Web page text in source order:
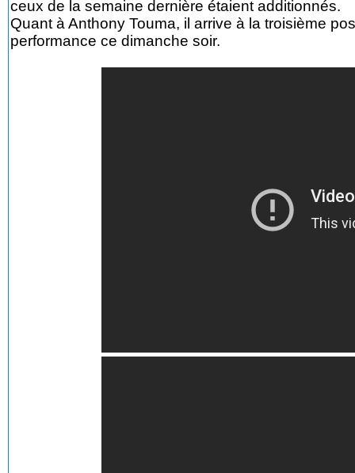
ceux de la semaine dernière étaient additionnés.
Quant à Anthony Touma, il arrive à la troisième
performance ce dimanche soir.